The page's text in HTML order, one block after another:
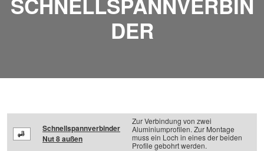
DER
Schnellspannverbinder
Nut 8 außen
Zur Verbindung von zwei
Aluminiumprofilen. Zur Montage
muss ein Loch in eines der beiden
Profile gebohrt werden.